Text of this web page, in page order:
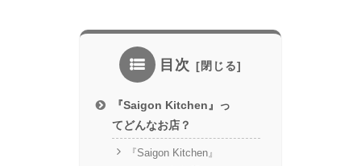
目次
『Saigon Kitchen』っ
てどんなお店？
『Saigon Kitchen』